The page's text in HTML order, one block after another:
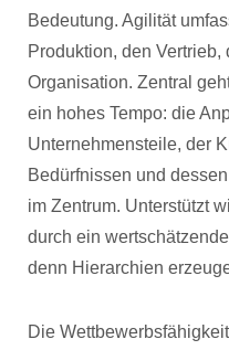
Bedeutung. Agilität
Produktion, den
Organisation. Zentral
ein hohes Tempo: die
Unternehmensteile, der
Bedürfnissen und
im Zentrum. Unterstützt
durch ein
denn Hierarchien
Die